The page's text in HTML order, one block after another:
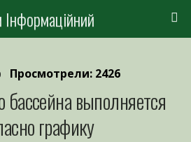
Інформаційний
Просмотрели: 2426
бассейна выполняется
графику